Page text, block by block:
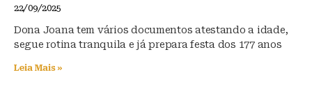
22/09/2025
Dona Joana tem vários documentos atestando a idade,
segue rotina tranquila e já prepara festa dos 177 anos
Leia Mais »